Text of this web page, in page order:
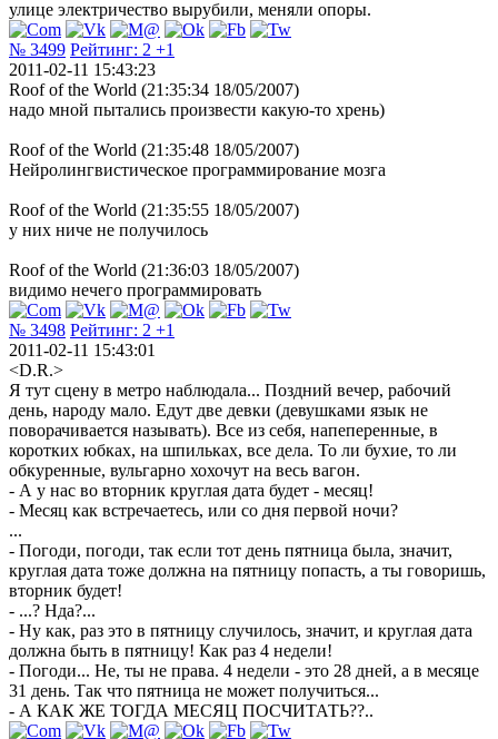
улице электричество вырубили, меняли опоры.
№ 3499 Рейтинг: 2 +1
2011-02-11 15:43:23
Roof of the World (21:35:34 18/05/2007)
надо мной пытались произвести какую-то хрень)
Roof of the World (21:35:48 18/05/2007)
Нейролингвистическое программирование мозга
Roof of the World (21:35:55 18/05/2007)
у них ниче не получилось
Roof of the World (21:36:03 18/05/2007)
видимо нечего программировать
№ 3498 Рейтинг: 2 +1
2011-02-11 15:43:01
<D.R.>
Я тут сцену в метро наблюдала... Поздний вечер, рабочий
день, народу мало. Едут две девки (девушками язык не
поворачивается называть). Все из себя, напеперенные, в
коротких юбках, на шпильках, все дела. То ли бухие, то ли
обкуренные, вульгарно хохочут на весь вагон.
- А у нас во вторник круглая дата будет - месяц!
- Месяц как встречаетесь, или со дня первой ночи?
...
- Погоди, погоди, так если тот день пятница была, значит,
круглая дата тоже должна на пятницу попасть, а ты говоришь,
вторник будет!
- ...? Нда?...
- Ну как, раз это в пятницу случилось, значит, и круглая дата
должна быть в пятницу! Как раз 4 недели!
- Погоди... Не, ты не права. 4 недели - это 28 дней, а в месяце
31 день. Так что пятница не может получиться...
- А КАК ЖЕ ТОГДА МЕСЯЦ ПОСЧИТАТЬ??..